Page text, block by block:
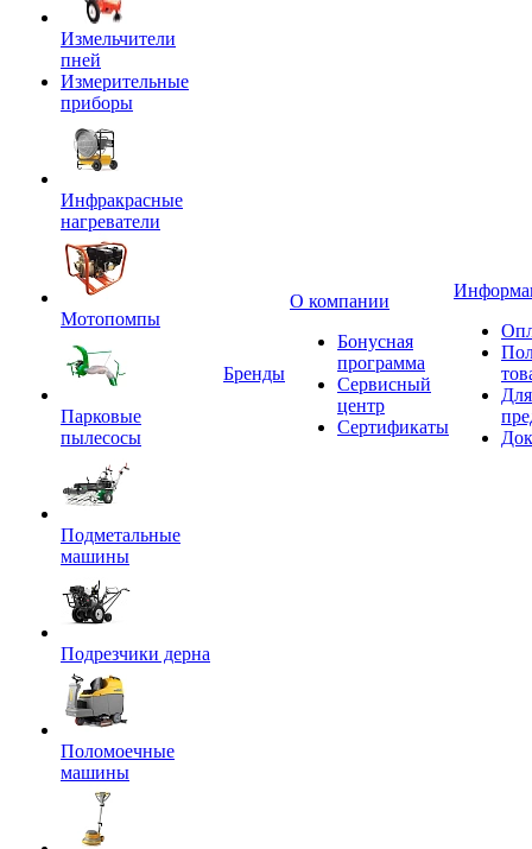
Измельчители
пней
Измерительные
приборы
Инфракрасные
нагреватели
Мотопомпы
Парковые
пылесосы
Подметальные
машины
Подрезчики дерна
Поломоечные
машины
Бренды
О компании
Бонусная
программа
Сервисный
центр
Сертификаты
Для